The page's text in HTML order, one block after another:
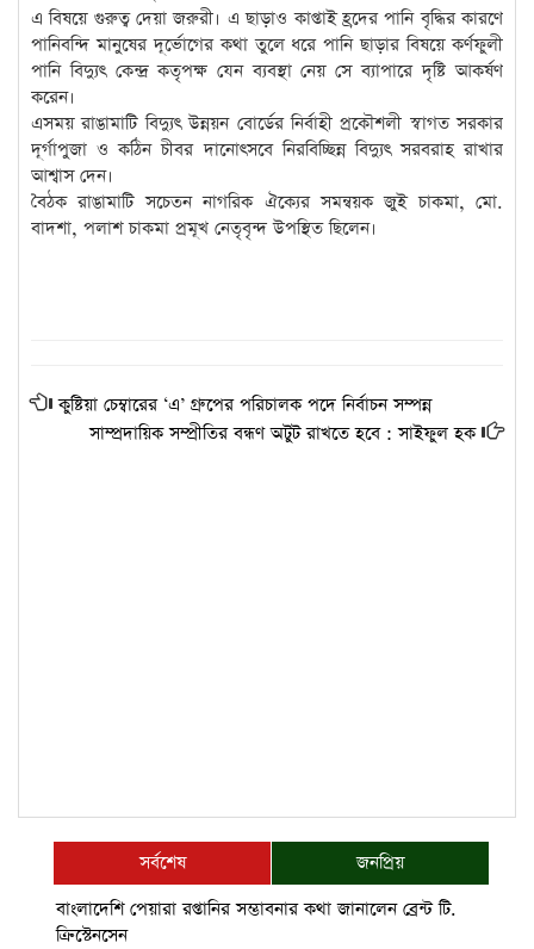
এ বিষয়ে গুরুত্ব দেয়া জরুরী। এ ছাড়াও কাপ্তাই হ্রদের পানি বৃদ্ধির কারণে
পানিবন্দি মানুষের দূর্ভোগের কথা তুলে ধরে পানি ছাড়ার বিষয়ে কর্ণফুলী
পানি বিদ্যুৎ কেন্দ্র কতৃপক্ষ যেন ব্যবস্থা নেয় সে ব্যাপারে দৃষ্টি আকর্ষণ
করেন।
এসময় রাঙামাটি বিদ্যুৎ উন্নয়ন বোর্ডের নির্বাহী প্রকৌশলী স্বাগত সরকার
দূর্গাপুজা ও কঠিন চীবর দানোৎসবে নিরবিচ্ছিন্ন বিদ্যুৎ সরবরাহ রাখার
আশ্বাস দেন।
বৈঠক রাঙামাটি সচেতন নাগরিক ঐক্যের সমন্বয়ক জুই চাকমা, মো.
বাদশা, পলাশ চাকমা প্রমূখ নেতৃবৃন্দ উপস্থিত ছিলেন।
কুষ্টিয়া চেম্বারের ‘এ’ গ্রুপের পরিচালক পদে নির্বাচন সম্পন্ন
সাম্প্রদায়িক সম্প্রীতির বন্ধণ অটুট রাখতে হবে : সাইফুল হক
সর্বশেষ
জনপ্রিয়
বাংলাদেশি পেয়ারা রপ্তানির সম্ভাবনার কথা জানালেন ব্রেন্ট টি.
ক্রিস্টেনসেন